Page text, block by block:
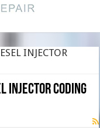
INJECTOR
INJECTOR CODING